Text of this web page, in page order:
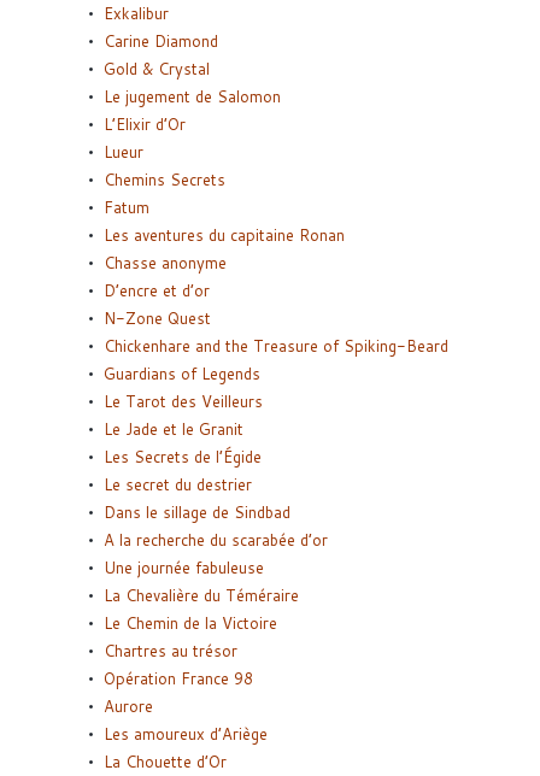
Exkalibur
Carine Diamond
Gold & Crystal
Le jugement de Salomon
L’Elixir d’Or
Lueur
Chemins Secrets
Fatum
Les aventures du capitaine Ronan
Chasse anonyme
D’encre et d’or
N-Zone Quest
Chickenhare and the Treasure of Spiking-Beard
Guardians of Legends
Le Tarot des Veilleurs
Le Jade et le Granit
Les Secrets de l’Égide
Le secret du destrier
Dans le sillage de Sindbad
A la recherche du scarabée d’or
Une journée fabuleuse
La Chevalière du Téméraire
Le Chemin de la Victoire
Chartres au trésor
Opération France 98
Aurore
Les amoureux d’Ariège
La Chouette d’Or